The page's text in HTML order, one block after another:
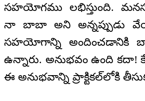
సహయోగము లభిస్తుంది.
నా బాబా అని అన్నప్పుడు వేయి
సహయోగాన్ని అందించడానికి
ఉన్నారు. అనుభవం ఉంది
ఈ అనుభవాన్ని ప్రాక్టికల్‌లోకి